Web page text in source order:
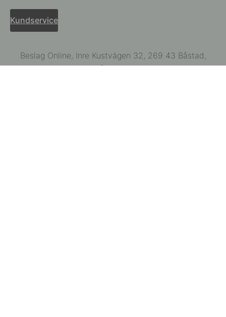
Kundservice
Beslag Online, Inre Kustvägen 32, 269 43 Båstad,
Sverige